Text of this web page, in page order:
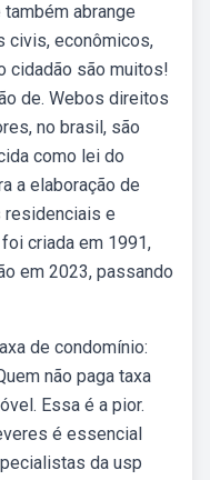
abrange
civis, econômicos,
cidadão são muitos!
de. Webos direitos
no brasil, são
como lei do
a elaboração de
residenciais e
criada em 1991,
em 2023, passando
de condomínio:
não paga taxa
Essa é a pior.
é essencial
da usp